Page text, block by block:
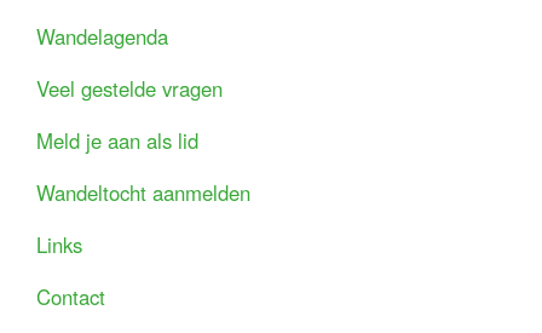
Wandelagenda
Veel gestelde vragen
Meld je aan als lid
Wandeltocht aanmelden
Links
Contact